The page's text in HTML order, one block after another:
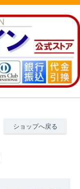
ショップへ戻る